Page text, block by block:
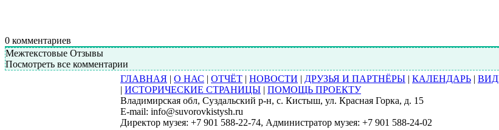
0 комментариев
Межтекстовые Отзывы
Посмотреть все комментарии
ГЛАВНАЯ | О НАС | ОТЧЁТ | НОВОСТИ | ДРУЗЬЯ И ПАРТНЁРЫ | КАЛЕНДАРЬ |
| ИСТОРИЧЕСКИЕ СТРАНИЦЫ | ПОМОЩЬ ПРОЕКТУ
Владимирская обл, Суздальский р-н, с. Кистыш, ул. Красная Горка, д. 15
E-mail: info@suvorovkistysh.ru
Директор музея: +7 901 588-22-74, Администратор музея: +7 901 588-24-02